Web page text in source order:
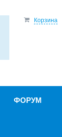
Корзина
ФОРУМ